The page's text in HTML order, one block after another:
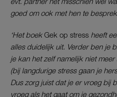
goed om ook met hen te
‘Het boekGek op stress heeft
alles duidelijk uit. Verder ben je
je kan het zelf namelijk niet
(bij langdurige stress gaan je
Dus zorg juist dat je er vroeg bij
vroeg als het gaat om je